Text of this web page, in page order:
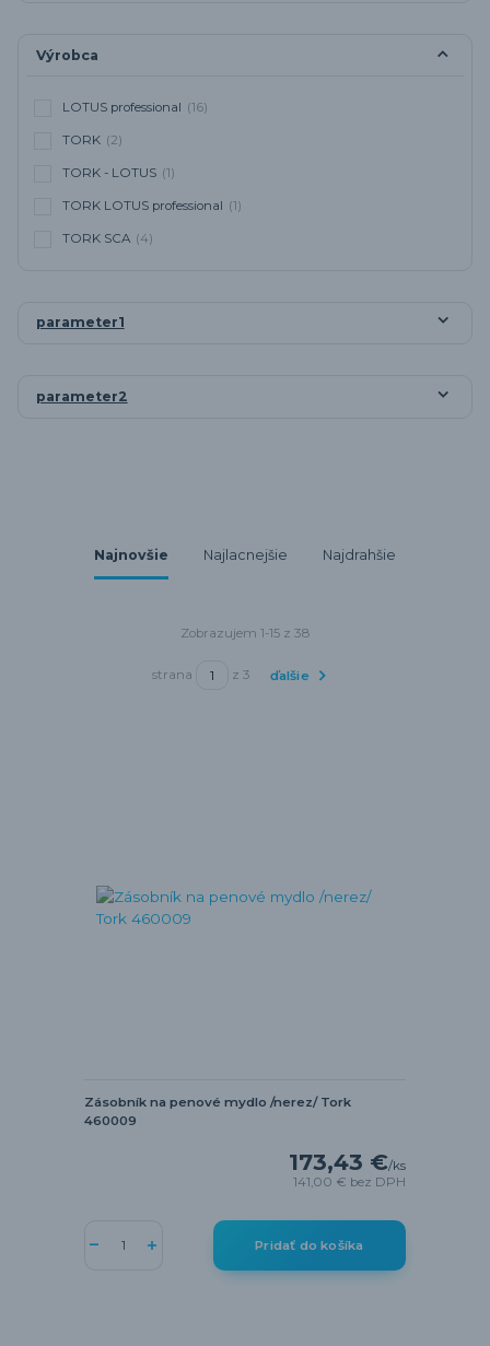
Výrobca
LOTUS professional (16)
TORK (2)
TORK - LOTUS (1)
TORK LOTUS professional (1)
TORK SCA (4)
parameter1
parameter2
Najnovšie Najlacnejšie Najdrahšie
Zobrazujem 1-15 z 38
strana z 3 ďalšie
Zásobník na penové mydlo /nerez/ Tork
460009
173,43 €/ks
141,00 € bez DPH
Pridať do košíka